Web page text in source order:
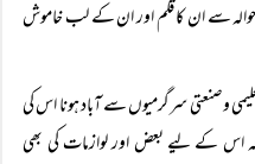
سے ان کا قلم اور ان کے لب خاموش
وصنعتی سرگرمیوں سے آباد ہونا اس کی
اس کے لیے بعض اور لوازمات کی بھی